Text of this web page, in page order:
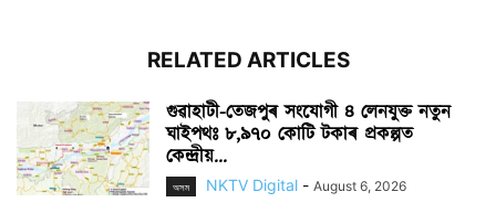
RELATED ARTICLES
গুৱাহাটী-তেজপুৰ সংযোগী ৪ লেনযুক্ত নতুন
ঘাইপথঃ ৮,৯৭০ কোটি টকাৰ প্ৰকল্পত
কেন্দ্ৰীয়...
অসম NKTV Digital - August 6, 2026